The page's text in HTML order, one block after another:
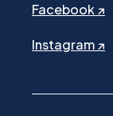
Facebook ↗
Instagram ↗